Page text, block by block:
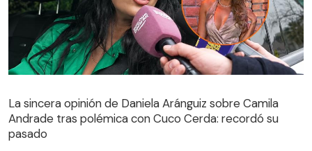
Andrade tras polémica con Cuco Cerda: recordó su
pasado
La sincera opinión de Daniela Aránguiz sobre Camila
Andrade tras polémica con Cuco Cerda: recordó su
pasado